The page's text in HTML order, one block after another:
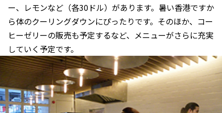
ー、レモンなど（各30ドル）があります。暑い香港ですか
ら体のクーリングダウンにぴったりです。そのほか、コー
ヒーゼリーの販売も予定するなど、メニューがさらに充実
していく予定です。